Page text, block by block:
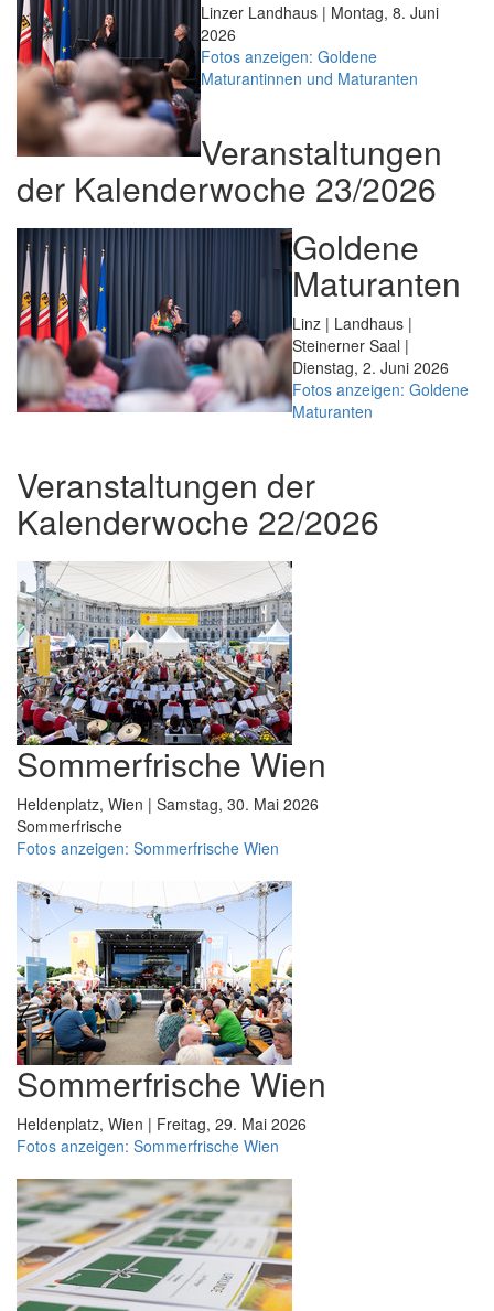
Linzer Landhaus | Montag, 8. Juni
2026
Fotos anzeigen: Goldene
Maturantinnen und Maturanten
Veranstaltungen
der Kalenderwoche 23/2026
Goldene
Maturanten
Linz | Landhaus |
Steinerner Saal |
Dienstag, 2. Juni 2026
Fotos anzeigen: Goldene
Maturanten
Veranstaltungen der
Kalenderwoche 22/2026
Sommerfrische Wien
Heldenplatz, Wien | Samstag, 30. Mai 2026
Sommerfrische
Fotos anzeigen: Sommerfrische Wien
Sommerfrische Wien
Heldenplatz, Wien | Freitag, 29. Mai 2026
Fotos anzeigen: Sommerfrische Wien